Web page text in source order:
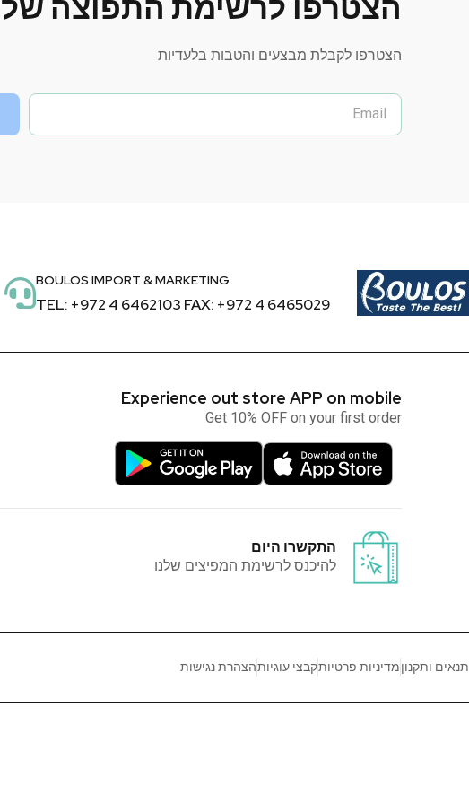
הצטרפו לקבלת מבצעים והטבות בלעדיות
BOULOS IMPORT & MARKETING
TEL: +972 4 6462103 FAX: +972 4 6465029
Experience out store APP on mobile
Get 10% OFF on your first order
התקשרו היום
להיכנס לרשימת המפיצים שלנו
תנאים ותקנוןמדיניות פרטיותקבצי עוגיותהצהרת נגישות